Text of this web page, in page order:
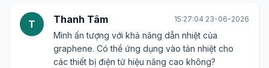
T Thanh Tâm 15:27:04 23-06-2026
Mình ấn tượng với khả năng dẫn nhiệt của
graphene. Có thể ứng dụng vào tản nhiệt cho
các thiết bị điện tử hiệu năng cao không?